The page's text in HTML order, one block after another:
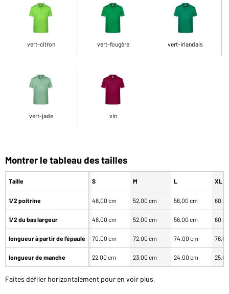
vert-citron vert-fougère vert-irlandais
vert-jade vin
Montrer le tableau des tailles
Taille
1/2 poitrine
1/2 du bas largeur
longueur à partir de l'épaule
longueur de manche
S M L XL
48,00 cm 52,00 cm 56,00 cm
48,00 cm 52,00 cm 56,00 cm
70,00 cm 72,00 cm 74,00 cm
22,00 cm 23,00 cm 24,00 cm
Faites défiler horizontalement pour en voir plus.